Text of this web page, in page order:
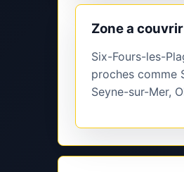
Zone a couvrir
Six-Fours-les-
proches comme
Seyne-sur-Mer,